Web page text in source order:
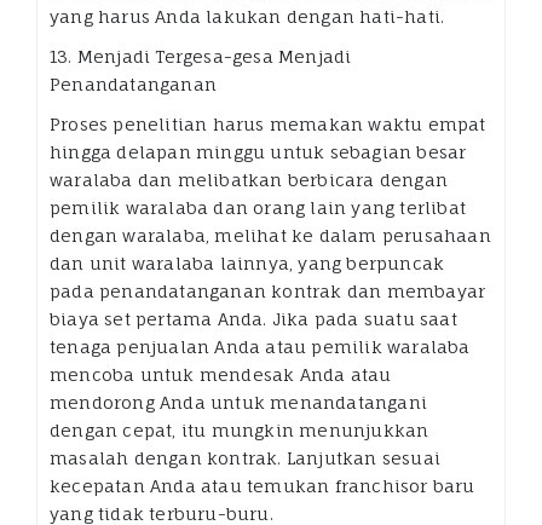
yang harus Anda lakukan dengan hati-hati.
13. Menjadi Tergesa-gesa Menjadi
Penandatanganan
Proses penelitian harus memakan waktu empat
hingga delapan minggu untuk sebagian besar
waralaba dan melibatkan berbicara dengan
pemilik waralaba dan orang lain yang terlibat
dengan waralaba, melihat ke dalam perusahaan
dan unit waralaba lainnya, yang berpuncak
pada penandatanganan kontrak dan membayar
biaya set pertama Anda. Jika pada suatu saat
tenaga penjualan Anda atau pemilik waralaba
mencoba untuk mendesak Anda atau
mendorong Anda untuk menandatangani
dengan cepat, itu mungkin menunjukkan
masalah dengan kontrak. Lanjutkan sesuai
kecepatan Anda atau temukan franchisor baru
yang tidak terburu-buru.